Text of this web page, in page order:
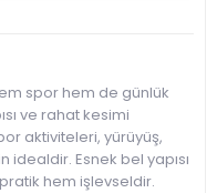
spor hem de günlük
ve rahat kesimi
aktiviteleri, yürüyüş,
idealdir. Esnek bel yapısı
hem işlevseldir.